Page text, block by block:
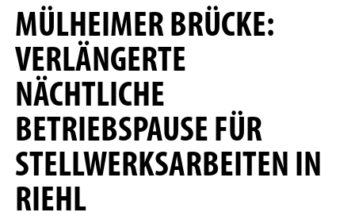
MÜLHEIMER BRÜCKE:
VERLÄNGERTE
NÄCHTLICHE
BETRIEBSPAUSE FÜR
STELLWERKSARBEITEN IN
RIEHL